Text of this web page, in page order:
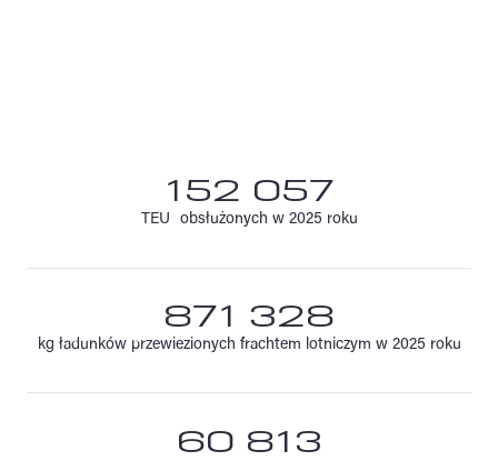
152 057
TEU obsłużonych w 2025 roku
871 328
kg ładunków przewiezionych frachtem lotniczym w 2025 roku
60 813